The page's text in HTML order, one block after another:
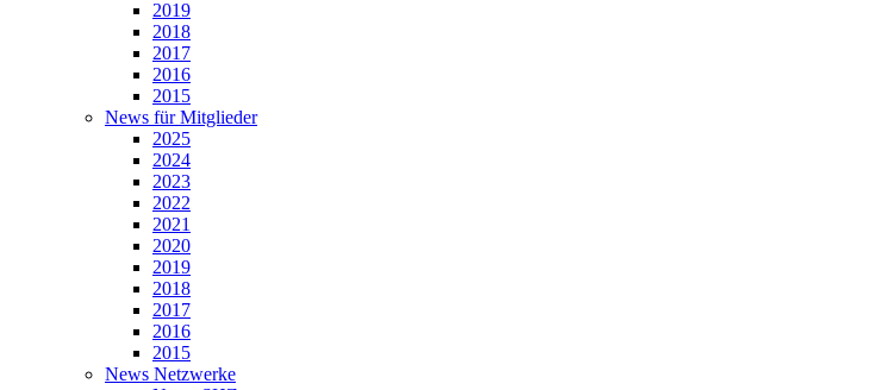
2019
2018
2017
2016
2015
News für Mitglieder
2025
2024
2023
2022
2021
2020
2019
2018
2017
2016
2015
News Netzwerke